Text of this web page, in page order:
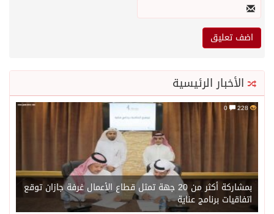
الأخبار الرئيسية
228
بمشاركة أكثر من 20 جهة تمثل قطاع الأعمال غرفة جازان توقع
اتفاقيات برنامج عناية